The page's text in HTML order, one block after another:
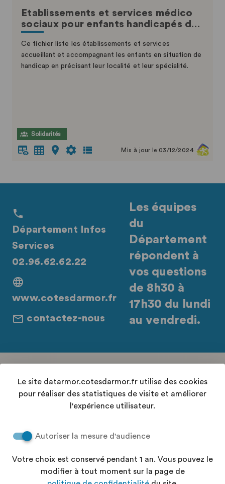
Etablissements et services médico
sociaux pour enfants handicapés d…
Ce fichier liste les établissements et services
accueillant et accompagnant les enfants en situation de
handicap en précisant leur localité et leur spécialité.
Solidarités
Mis à jour le 03/12/2024
Département Infos
Services
02.96.62.62.22
www.cotesdarmor.fr
contactez-nous
Les équipes
du
Département
répondent à
vos questions
de 8h30 à
17h30 du lundi
au vendredi.
Conditions Générales d'Utilisation
Aide
Politique de confidentialité
Le site datarmor.cotesdarmor.fr utilise des cookies
pour réaliser des statistiques de visite et améliorer
l'expérience utilisateur.
Autoriser la mesure d'audience
Votre choix est conservé pendant 1 an. Vous pouvez le
modifier à tout moment sur la page de